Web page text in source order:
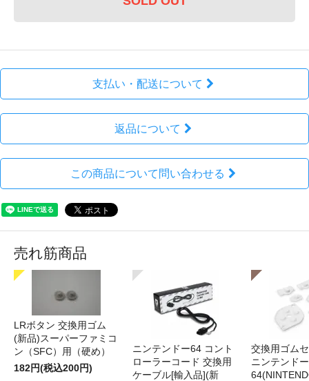
支払い・配送について
返品について
この商品について問い合わせる
売れ筋商品
LRボタン 交換用ゴム
(新品)スーパーファミコ
ン（SFC）用（硬め）
182円(税込200円)
ニンテンドー64 コント
ローラーコード 交換用
ケーブル[輸入品](新
交換用ゴム
ニンテンドー